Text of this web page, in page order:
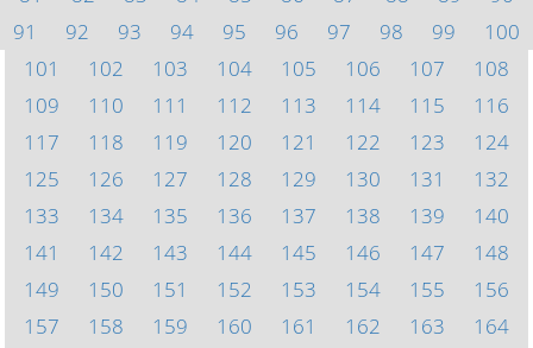
91
92 93 94 95 96 97 98 99
100
101
102 103 104 105 106 107
108
109
110 111 112 113 114 115
116
117
118 119 120 121 122 123
124
125
126 127 128 129 130 131
132
133
134 135 136 137 138 139
140
141
142 143 144 145 146 147
148
149
150 151 152 153 154 155
156
157
158 159 160 161 162 163
164